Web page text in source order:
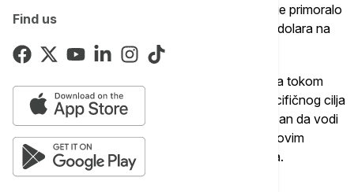
Find us
poplavama poslednjih godina i polako tone, što je primoralo
vlasti da izgradi novu prestonicu od 32 milijarde dolara na
Borneu.
Papa bi trebalo da predvodi više od 40 događaja tokom
putovanja, a neki posmatrači kažu da, osim specifičnog cilja
svog puta, želi da pokaže da je još uvek sposoban da vodi
crkvu koja ima 1,4 milijarde vernika, uprkos njegovim
godinama i periodima lošeg zdravstvenog stanja.